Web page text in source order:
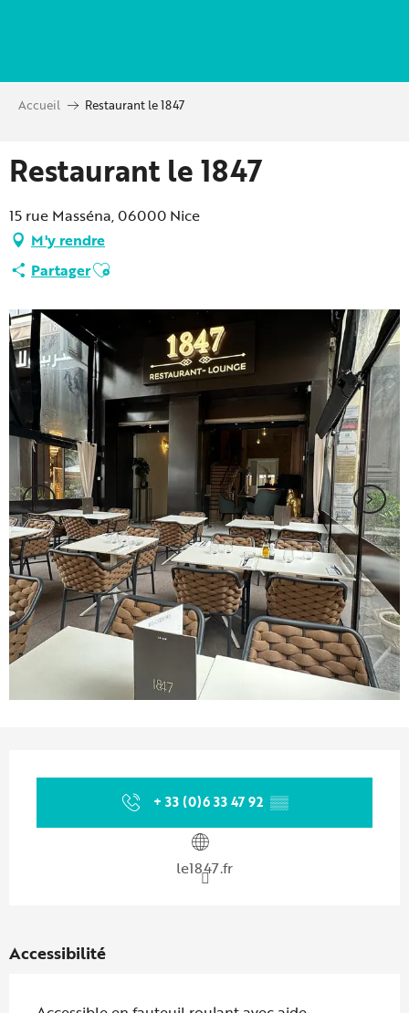
principal
Accueil Restaurant le 1847
Restaurant le 1847
15 rue Masséna, 06000 Nice
M'y rendre
PartagerAjouter aux favoris
+ 33 (0)6 33 47 92 ▒▒
le1847.fr
Accessibilité